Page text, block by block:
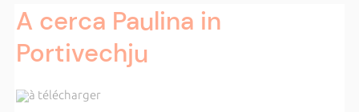
A cerca Paulina in
Portivechju
à télécharger